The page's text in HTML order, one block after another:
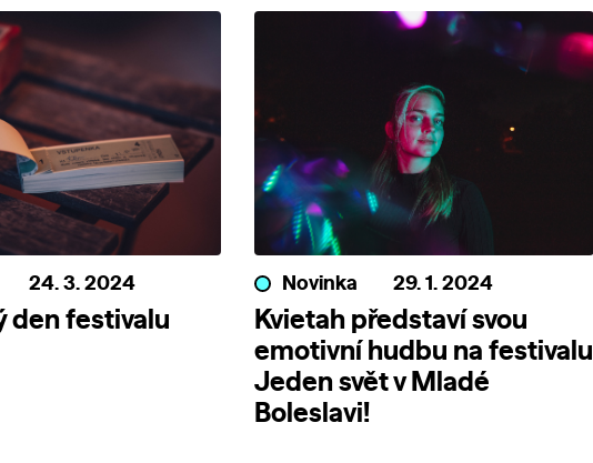
24. 3. 2024
den festivalu
Novinka 29. 1. 2024
Kvietah představí svou
emotivní hudbu na festivalu
Jeden svět v Mladé
Boleslavi!